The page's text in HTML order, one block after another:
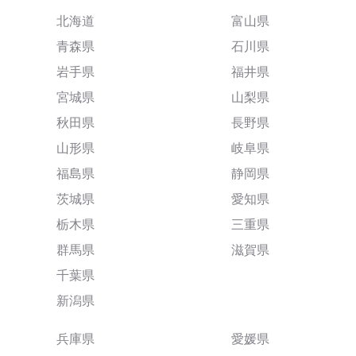
北海道
青森県
岩手県
宮城県
秋田県
山形県
福島県
茨城県
栃木県
群馬県
千葉県
新潟県
富山県
石川県
福井県
山梨県
長野県
岐阜県
静岡県
愛知県
三重県
滋賀県
兵庫県
愛媛県